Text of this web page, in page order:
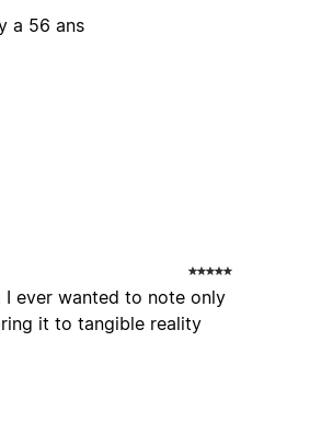
a 56 ans
ever wanted to note only
it to tangible reality